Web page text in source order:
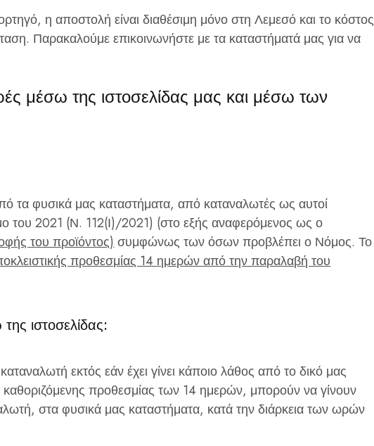
η αποστολή είναι διαθέσιμη μόνο στη Λεμεσό και το κόστος
Παρακαλούμε επικοινωνήστε με τα καταστήματά μας για να
μέσω της ιστοσελίδας μας και μέσω των
τα φυσικά μας καταστήματα, από καταναλωτές ως αυτοί
του 2021 (Ν. 112(Ι)/2021) (στο εξής αναφερόμενος ως ο
του προϊόντος) συμφώνως των όσων προβλέπει ο Νόμος. Το
προθεσμίας 14 ημερών από την παραλαβή του
ιστοσελίδας:
εκτός εάν έχει γίνει κάποιο λάθος από το δικό μας
προθεσμίας των 14 ημερών, μπορούν να γίνουν
στα φυσικά μας καταστήματα, κατά την διάρκεια των ωρών